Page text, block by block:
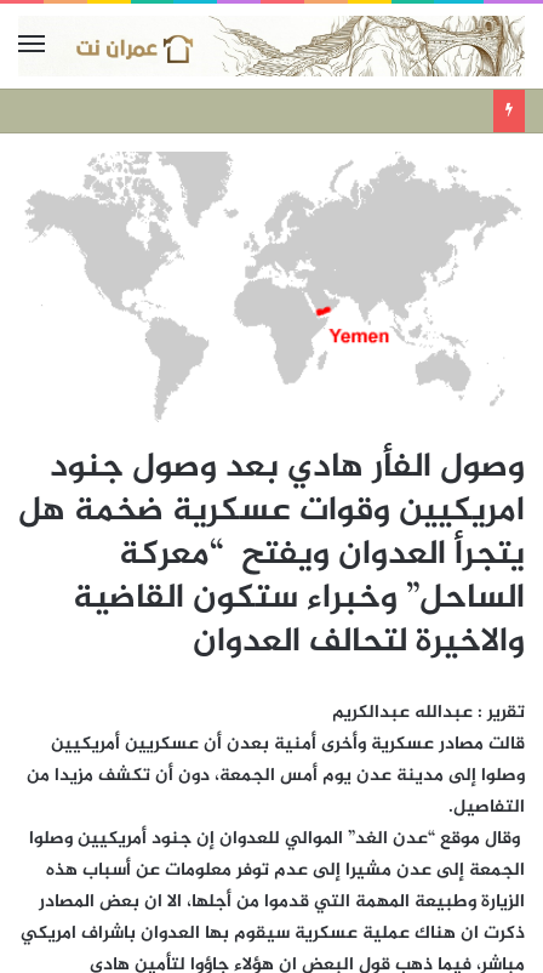
وصول الفأر هادي بعد وصول جنود
امريكيين وقوات عسكرية ضخمة هل
يتجرأ العدوان ويفتح “معركة
الساحل” وخبراء ستكون القاضية
والاخيرة لتحالف العدوان
تقرير : عبدالله عبدالكريم
قالت مصادر عسكرية وأخرى أمنية بعدن أن عسكريين أمريكيين
وصلوا إلى مدينة عدن يوم أمس الجمعة، دون أن تكشف مزيدا من
التفاصيل.
وقال موقع “عدن الغد” الموالي للعدوان إن جنود أمريكيين وصلوا
الجمعة إلى عدن مشيرا إلى عدم توفر معلومات عن أسباب هذه
الزيارة وطبيعة المهمة التي قدموا من أجلها، الا ان بعض المصادر
ذكرت ان هناك عملية عسكرية سيقوم بها العدوان باشراف امريكي
مباشر، فيما ذهب قول البعض ان هؤلاء جاؤوا لتأمين هادي